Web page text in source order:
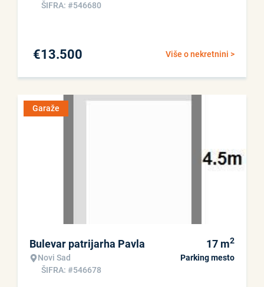
ŠIFRA: #546680
Više o nekretnini >
€13.500
Garaže
Bulevar patrijarha Pavla
Novi Sad
ŠIFRA: #546678
17 m2
Parking mesto